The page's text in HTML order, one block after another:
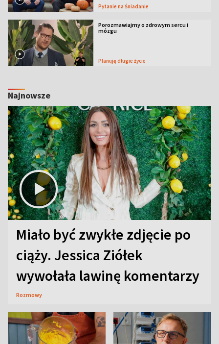
Pytanie na Śniadanie
Porozmawiajmy o zdrowym sercu i
mózgu
Planuję długie życie
Najnowsze
Miało być zwykłe zdjęcie po
ciąży. Jessica Ziółek
wywołała lawinę komentarzy
Rozmowy